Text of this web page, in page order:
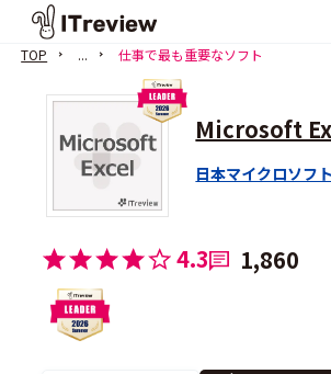
TOP ... 仕事で最も重要なソフト
Microsoft
日本マイクロソフ
4.3 1,860